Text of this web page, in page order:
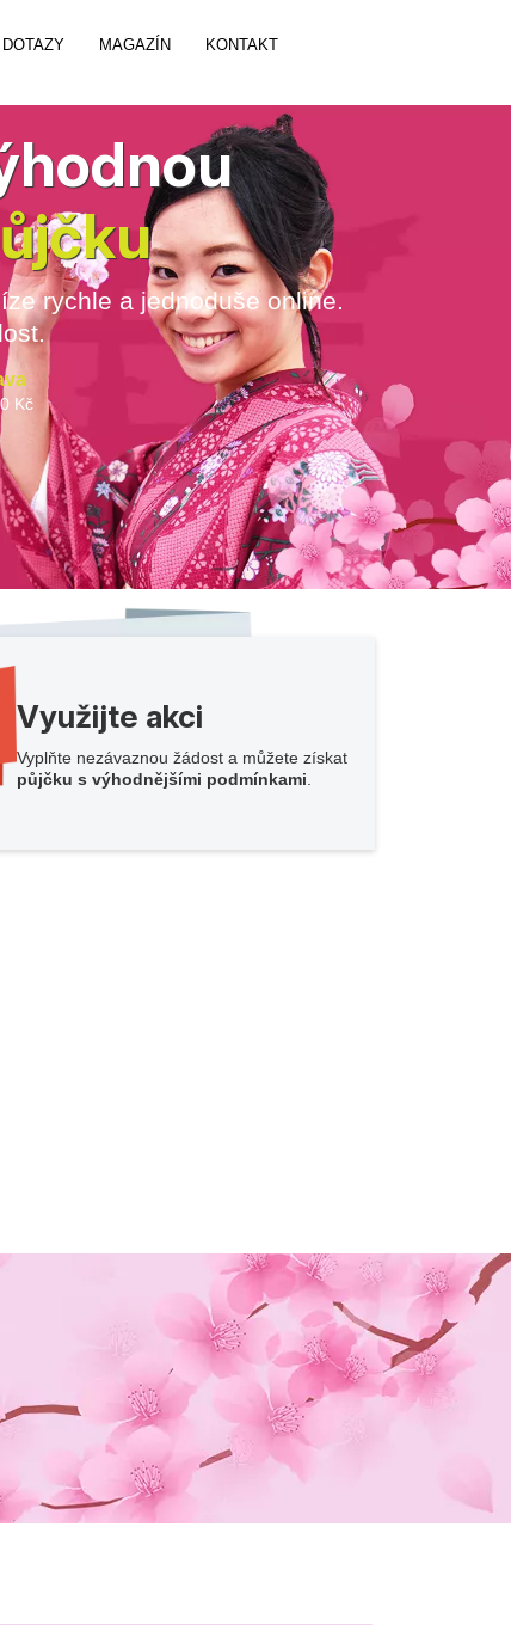
MAGAZÍN KONTAKT
rychle a jednoduše online.
Kč
Využijte akci
Vyplňte nezávaznou žádost a můžete získat
půjčku s výhodnějšími podmínkami